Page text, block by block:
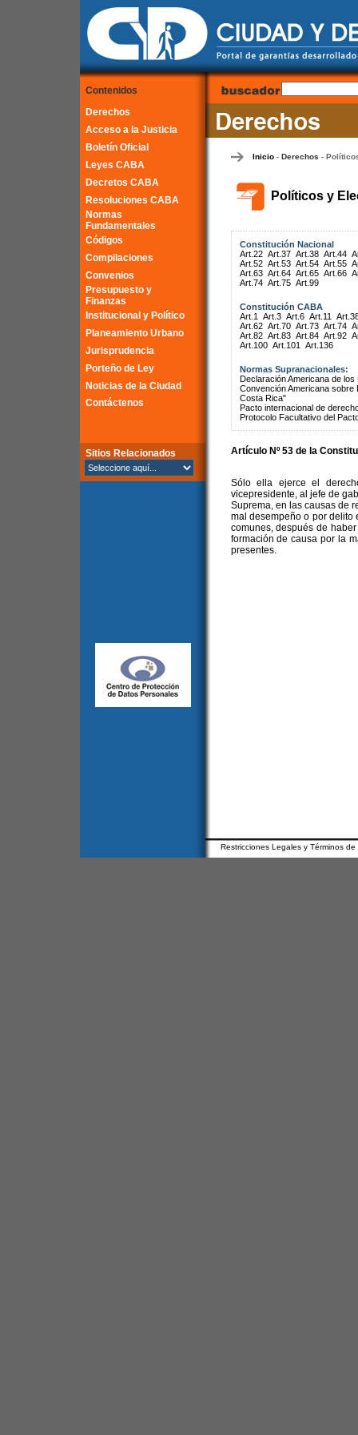
Contenidos
Derechos
Acceso a la Justicia
Boletín Oficial
Leyes CABA
Decretos CABA
Resoluciones CABA
Normas
Fundamentales
Códigos
Compilaciones
Convenios
Presupuesto y
Finanzas
Institucional y Político
Planeamiento Urbano
Jurisprudencia
Porteño de Ley
Noticias de la Ciudad
Contáctenos
Sitios Relacionados
Inicio- Derechos -
Políticos y
Constitución Nacional
Art.22 Art.37 Art.38 Art.44
Art.52 Art.53 Art.54 Art.55
Art.63 Art.64 Art.65 Art.66
Art.74 Art.75 Art.99
Constitución CABA
Art.1
Art.3 Art.6 Art.11
Art.62 Art.70 Art.73 Art.74
Art.82 Art.83 Art.84 Art.92
Art.100 Art.101 Art.136
Normas Supranacionales:
Declaración Americana de
Convención Americana
Costa Rica"
Pacto internacional de
Protocolo Facultativo del
Artículo Nº 53 de la
Sólo ella ejerce el
vicepresidente, al jefe de
Suprema, en las causas de
mal desempeño o por delito
comunes, después de
formación de causa por la
presentes.
Restricciones Legales y Términos de